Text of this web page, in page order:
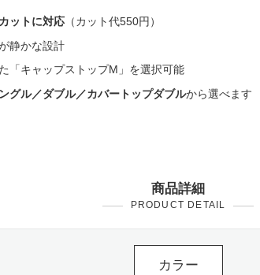
ットに対応（カット代550円）
静かな設計
「キャップストップM」を選択可能
グル／ダブル／カバートップダブルから選べます
商品詳細
PRODUCT DETAIL
カラー